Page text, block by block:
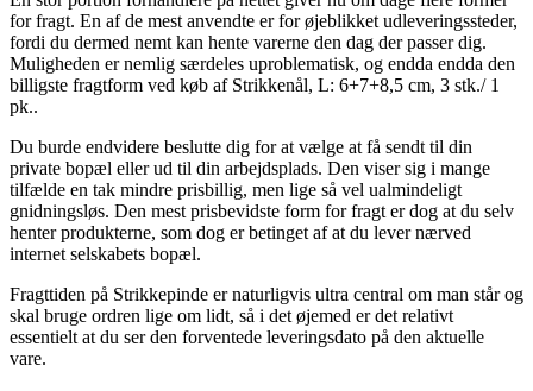
for fragt. En af de mest anvendte er for øjeblikket udleveringssteder,
fordi du dermed nemt kan hente varerne den dag der passer dig.
Muligheden er nemlig særdeles uproblematisk, og endda endda den
billigste fragtform ved køb af Strikkenål, L: 6+7+8,5 cm, 3 stk./ 1
pk..
Du burde endvidere beslutte dig for at vælge at få sendt til din
private bopæl eller ud til din arbejdsplads. Den viser sig i mange
tilfælde en tak mindre prisbillig, men lige så vel ualmindeligt
gnidningsløs. Den mest prisbevidste form for fragt er dog at du selv
henter produkterne, som dog er betinget af at du lever nærved
internet selskabets bopæl.
Fragttiden på Strikkepinde er naturligvis ultra central om man står og
skal bruge ordren lige om lidt, så i det øjemed er det relativt
essentielt at du ser den forventede leveringsdato på den aktuelle
vare.